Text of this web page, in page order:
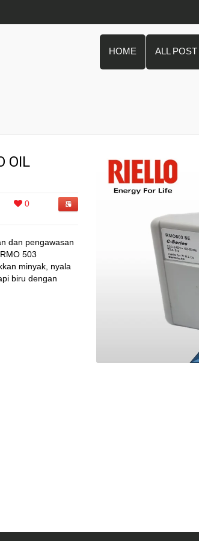
HOME ALL POST
OIL
0
dan pengawasan
503
minyak, nyala
biru dengan